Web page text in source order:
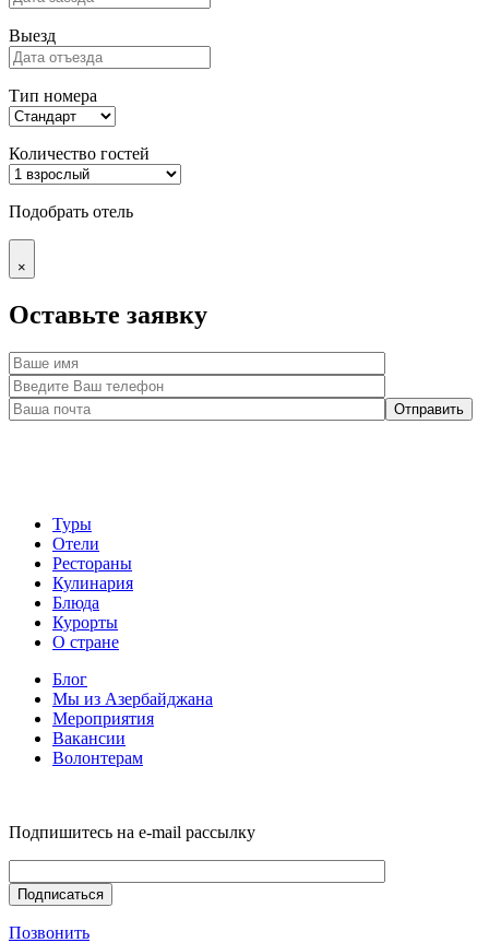
Выезд
Тип номера
Количество гостей
Подобрать отель
×
Оставьте заявку
Туры
Отели
Рестораны
Кулинария
Блюда
Курорты
О стране
Блог
Мы из Азербайджана
Мероприятия
Вакансии
Волонтерам
Подпишитесь на e-mail рассылку
Позвонить